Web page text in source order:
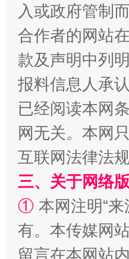
漫山遍野的桃花与雪山、
招工难、用工荒
入或政府管制
合作者的网站
款及声明中列
报料信息人承
已经阅读本网
网无关。本网
互联网法律法
三、关于网络
① 本网注明“
有。本传媒网
留言在本网站